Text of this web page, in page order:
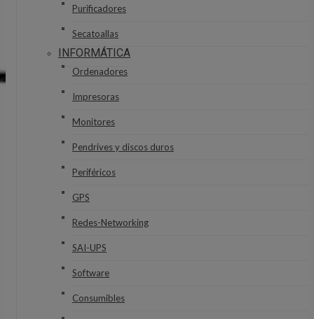
Purificadores
Secatoallas
INFORMÁTICA
Ordenadores
Impresoras
Monitores
Pendrives y discos duros
Periféricos
GPS
Redes-Networking
SAI-UPS
Software
Consumibles